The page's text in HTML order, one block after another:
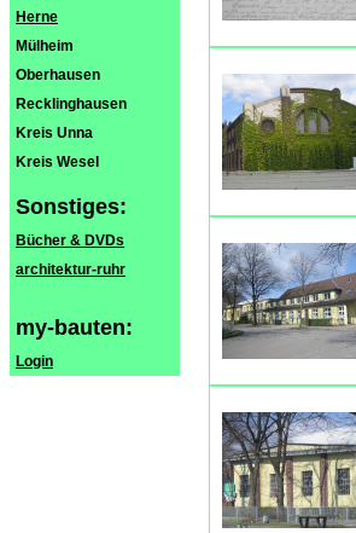
Herne
Mülheim
Oberhausen
Recklinghausen
Kreis Unna
Kreis Wesel
Sonstiges:
Bücher & DVDs
architektur-ruhr
my-bauten:
Login